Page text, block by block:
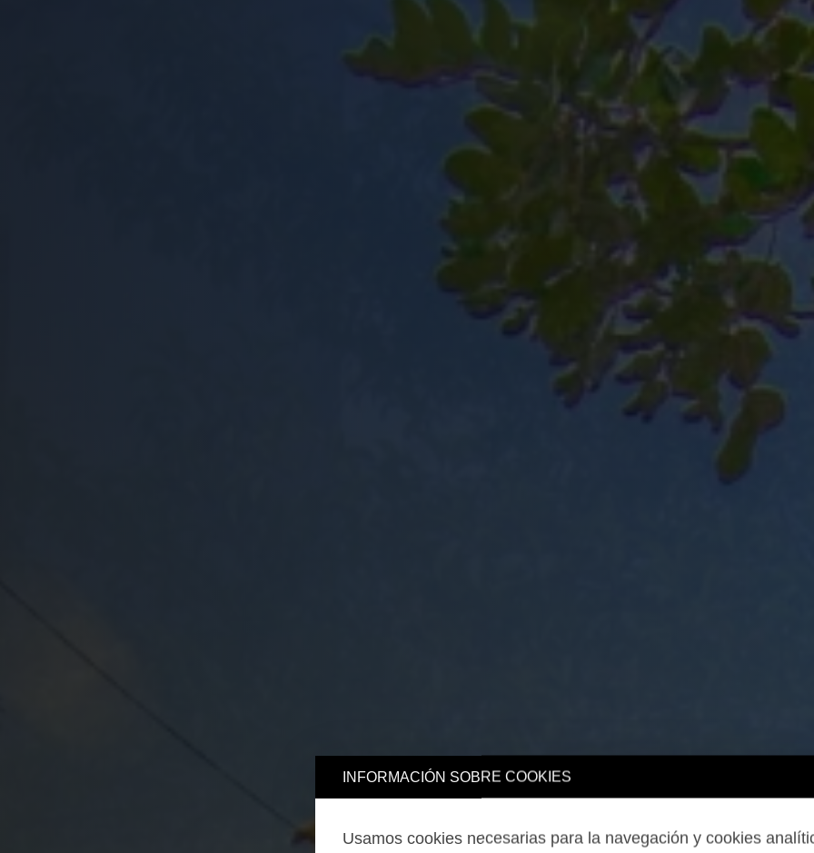
INFORMACIÓN SOBRE COOKIES
Usamos cookies necesarias para la navegación y cookies